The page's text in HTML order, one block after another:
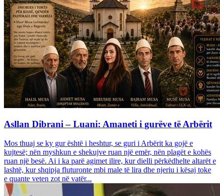
Asllan Dibrani – Luani: Amaneti i gurëve të Arbërit
Mos thuaj se ky gur është i heshtur, se guri i Arbërit ka gojë e
kujtesë; nën myshkun e shekujve ruan një emër, nën plagët e kohës
ruan një besë. Ai i ka parë agimet ilire, kur dielli përkëdhelte altarët e
lashtë, kur shqipja fluturonte mbi male të lira dhe njeriu i kësaj toke
e quante veten zot në vatër...